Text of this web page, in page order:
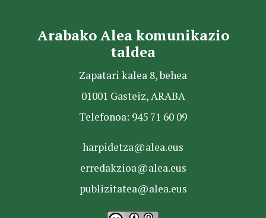
Arabako Alea komunikazio
taldea
Zapatari kalea 8, behea
01001 Gasteiz, ARABA
Telefonoa: 945 71 60 09
harpidetza@alea.eus
erredakzioa@alea.eus
publizitatea@alea.eus